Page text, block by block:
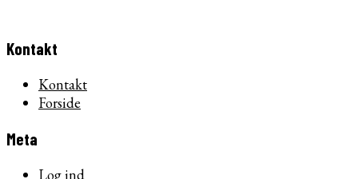
Kontakt
Kontakt
Forside
Meta
Log ind